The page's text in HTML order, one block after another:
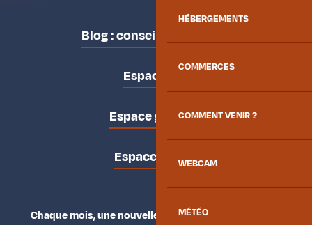
HÉBERGEMENTS
COMMERCES
COMMENT VENIR ?
WEBCAM
MÉTÉO
Blog : conseils des locaux
Espace pro
Espace groupes
Espace presse
Chaque mois, une nouvelle façon d'explorer la vallée.